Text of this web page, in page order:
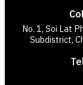
No. 1, Soi Lat
Subdistrict,